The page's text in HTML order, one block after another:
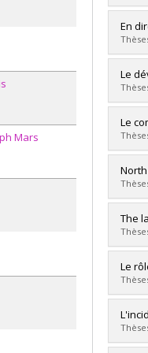
Cycle
En
Cycle
Le
Cycle
Le
Cycle
Cycle
The
Cycle
Le
Cycle
Mars